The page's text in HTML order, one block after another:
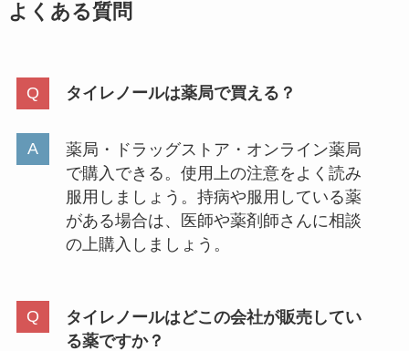
シャネルのミラーはどこで買え
包装紙はどこで買える？専門店は
あるの？セリアやロフト・ヨドバ
シでも買える？
クレマトップが販売終了？なぜ！
よくある質問
タイレノールは薬局で買える？
薬局・ドラッグストア・オンライン薬局
で購入できる。使用上の注意をよく読み
服用しましょう。持病や服用している薬
がある場合は、医師や薬剤師さんに相談
の上購入しましょう。
タイレノールはどこの会社が販売してい
る薬ですか？